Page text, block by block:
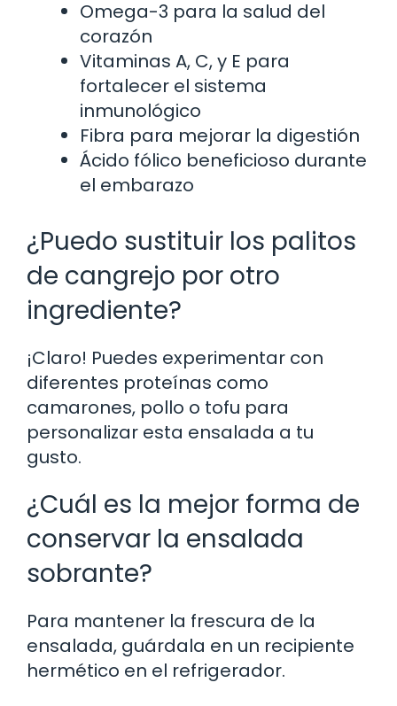
Omega-3 para la salud del
corazón
Vitaminas A, C, y E para
fortalecer el sistema
inmunológico
Fibra para mejorar la digestión
Ácido fólico beneficioso durante
el embarazo
¿Puedo sustituir los palitos
de cangrejo por otro
ingrediente?
¡Claro! Puedes experimentar con
diferentes proteínas como
camarones, pollo o tofu para
personalizar esta ensalada a tu
gusto.
¿Cuál es la mejor forma de
conservar la ensalada
sobrante?
Para mantener la frescura de la
ensalada, guárdala en un recipiente
hermético en el refrigerador.